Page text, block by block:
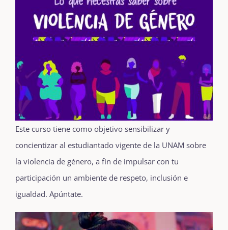
Este curso tiene como objetivo sensibilizar y
concientizar al estudiantado vigente de la UNAM sobre
la violencia de género, a fin de impulsar con tu
participación un ambiente de respeto, inclusión e
igualdad. Apúntate.